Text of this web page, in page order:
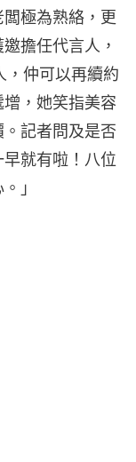
極為熟絡，更
擔任代言人，
，仲可以再續約
，她笑指美容
記者問及是否
就有啦！八位
」